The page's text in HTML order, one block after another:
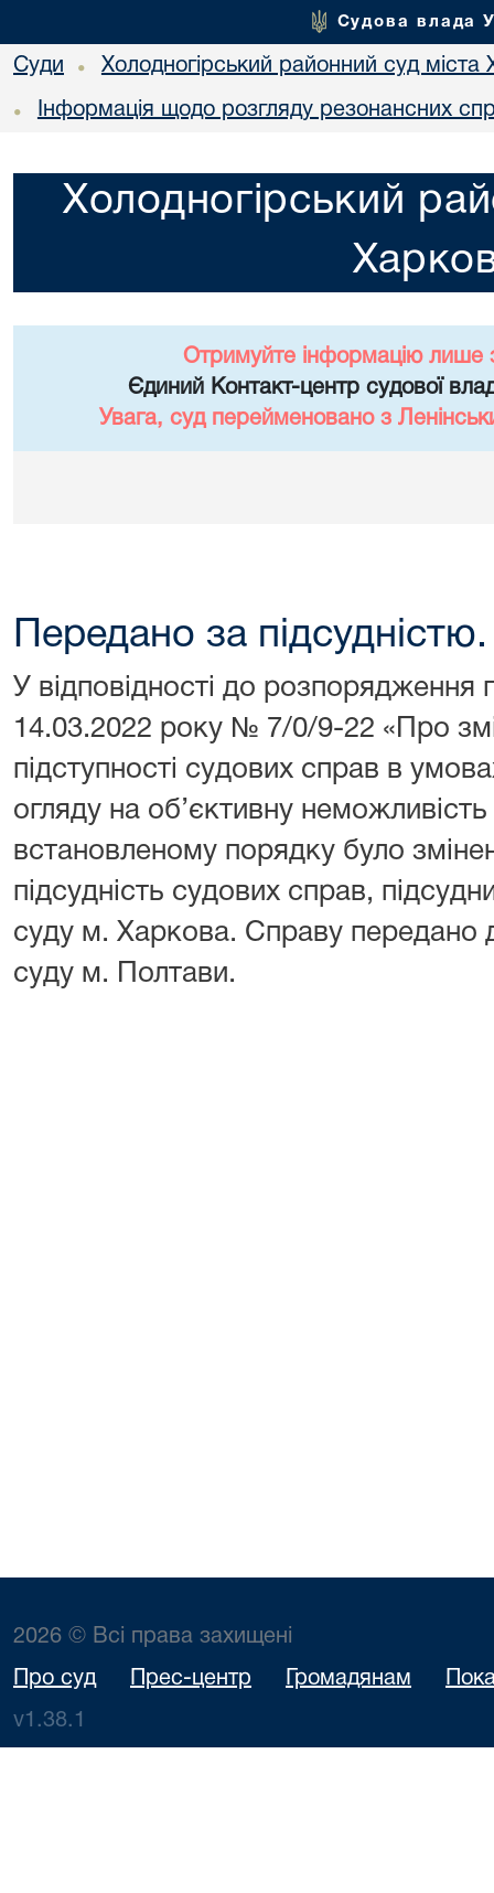
Судова влада
Суди • Холодногірський районний суд міста
• Інформація щодо розгляду резонансних
Холодногірський
Отримуйте інформацію лише
Єдиний Контакт-центр судової
Увага, суд перейменовано з
Передано за підсудністю.
У відповідності до розпорядження
14.03.2022 року № 7/0/9-22 «Про
підступності судових справ в
огляду на об’єктивну
встановленому порядку було
підсудність судових справ,
суду м. Харкова. Справу передано
суду м. Полтави.
2026 © Всі права захищені
Про суд Прес-центр Громадянам
v1.38.1